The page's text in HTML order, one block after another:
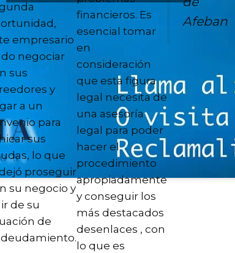
empresario
negociar
sus
y
a un
para
sus
lo que
proseguir
su negocio y
de su
de
financieros. Es
esencial tomar
en
consideración
que esta figura
legal necesita de
una asesoría
legal para poder
hacer el
procedimiento
apropiadamente
y conseguir los
más destacados
desenlaces , con
lo que es
Afeban